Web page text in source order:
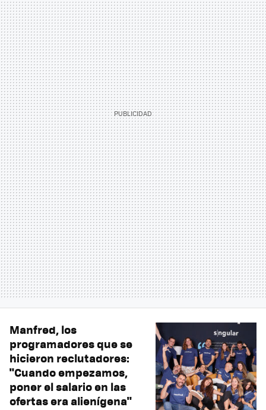
Manfred, los
programadores que se
hicieron reclutadores:
"Cuando empezamos,
poner el salario en las
ofertas era alienígena"